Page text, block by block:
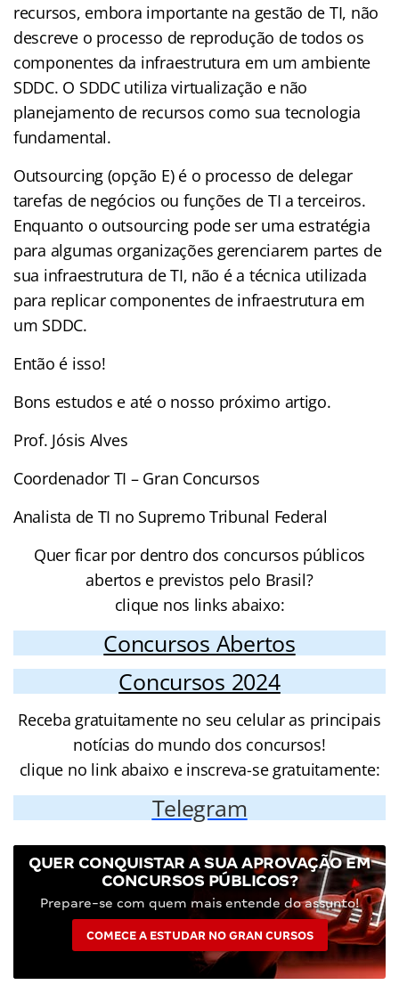
recursos, embora importante na gestão de TI, não
descreve o processo de reprodução de todos os
componentes da infraestrutura em um ambiente
SDDC. O SDDC utiliza virtualização e não
planejamento de recursos como sua tecnologia
fundamental.
Outsourcing (opção E) é o processo de delegar
tarefas de negócios ou funções de TI a terceiros.
Enquanto o outsourcing pode ser uma estratégia
para algumas organizações gerenciarem partes de
sua infraestrutura de TI, não é a técnica utilizada
para replicar componentes de infraestrutura em
um SDDC.
Então é isso!
Bons estudos e até o nosso próximo artigo.
Prof. Jósis Alves
Coordenador TI – Gran Concursos
Analista de TI no Supremo Tribunal Federal
Quer ficar por dentro dos concursos públicos
abertos e previstos pelo Brasil?
clique nos links abaixo:
Concursos Abertos
Concursos 2024
Receba gratuitamente no seu celular as principais
notícias do mundo dos concursos!
clique no link abaixo e inscreva-se gratuitamente:
Telegram
QUER CONQUISTAR A SUA APROVAÇÃO EM
CONCURSOS PÚBLICOS?
Prepare-se com quem mais entende do assunto!
COMECE A ESTUDAR NO GRAN CURSOS